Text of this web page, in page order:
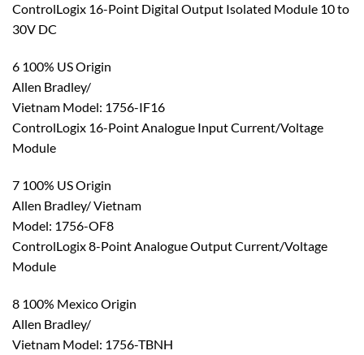
ControlLogix 16-Point Digital Output Isolated Module 10 to
30V DC
6 100% US Origin
Allen Bradley/
Vietnam Model: 1756-IF16
ControlLogix 16-Point Analogue Input Current/Voltage
Module
7 100% US Origin
Allen Bradley/ Vietnam
Model: 1756-OF8
ControlLogix 8-Point Analogue Output Current/Voltage
Module
8 100% Mexico Origin
Allen Bradley/
Vietnam Model: 1756-TBNH